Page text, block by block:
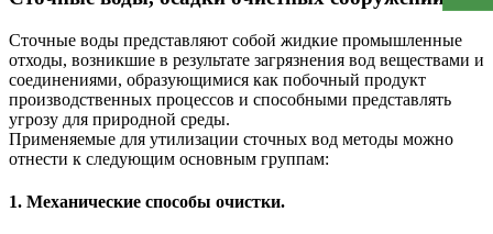
Сточные воды представляют собой жидкие промышленные
отходы, возникшие в результате загрязнения вод веществами и
соединениями, образующимися как побочный продукт
производственных процессов и способными представлять
угрозу для природной среды.
Применяемые для утилизации сточных вод методы можно
отнести к следующим основным группам:
1. Механические способы очистки.